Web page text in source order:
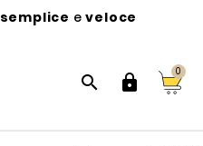
semplice eveloce
 
0